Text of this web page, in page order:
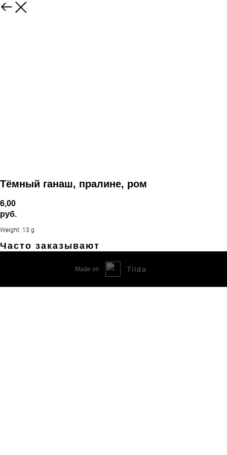
Назад
Тёмный ганаш, пралине, ром
6,00
руб.
Weight: 13 g
Часто заказывают
Made on Tilda